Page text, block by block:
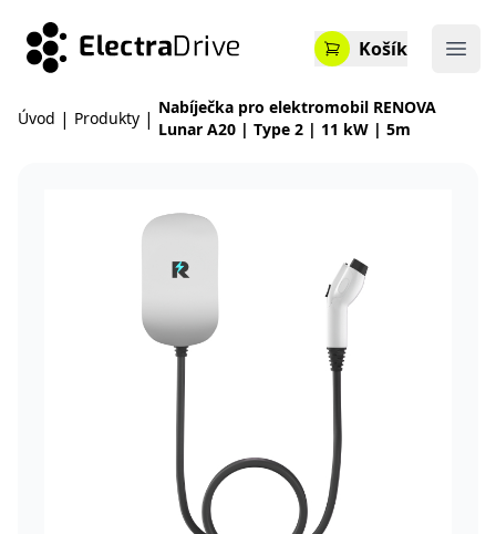
ElectraDrive
Košík
Úvod | Produkty | Nabíječka pro elektromobil RENOVA
Lunar A20 | Type 2 | 11 kW | 5m